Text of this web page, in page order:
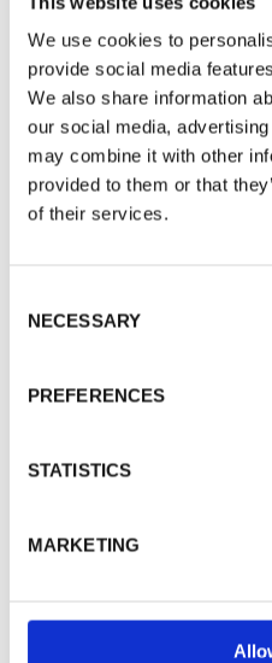
We use cookies to
provide social media
We also share information
our social media,
may combine it with other
provided to them or that
of their services.
Selection
NECESSARY
PREFERENCES
STATISTICS
MARKETING
Armstödsbricka
Stansad armstödsbricka
stoppningen
Sits